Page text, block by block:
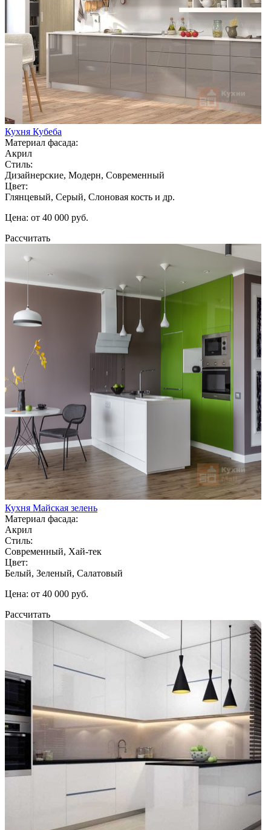
Кухня Кубеба
Материал фасада:
Акрил
Стиль:
Дизайнерские, Модерн, Современный
Цвет:
Глянцевый, Серый, Слоновая кость и др.
Цена: от 40 000 руб.
Рассчитать
Кухня Майская зелень
Материал фасада:
Акрил
Стиль:
Современный, Хай-тек
Цвет:
Белый, Зеленый, Салатовый
Цена: от 40 000 руб.
Рассчитать